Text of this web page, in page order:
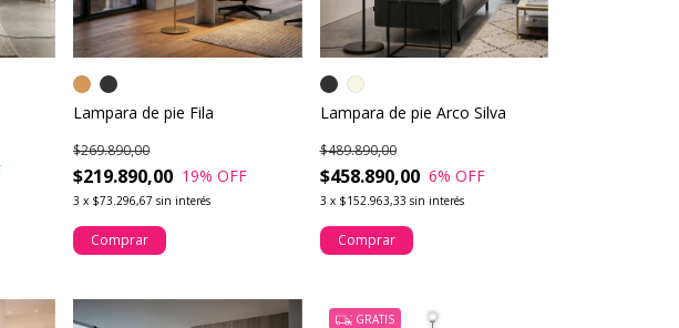
Lampara de pie Fila
$219.890,00
$269.890,00
19% OFF
3 x $73.296,67 sin interés
Comprar
Lampara de pie Arco Silva
$458.890,00
$489.890,00
6% OFF
3 x $152.963,33 sin interés
Comprar
GRATIS